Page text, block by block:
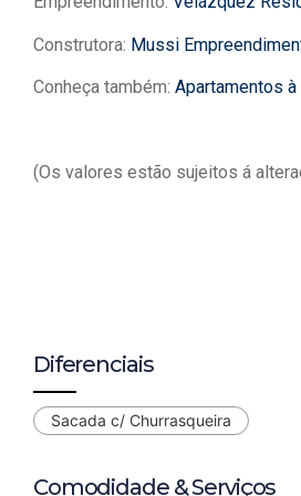
Construtora: Mussi
Conheça também: Apartamentos
(Os valores estão sujeitos á
Diferenciais
Sacada c/ Churrasqueira
Comodidade & Serviços